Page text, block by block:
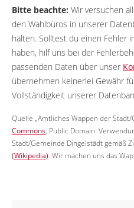
Bitte beachte: Wir versuchen
den Wahlbüros in unserer
halten. Solltest du einen Fehler
haben, hilf uns bei der
passenden Daten über unser
übernehmen keinerlei Gewähr
Vollständigkeit unserer
Quelle „Amtliches Wappen der
Commons, Public Domain.
Stadt/Gemeinde Dingelstädt gemäß
(Wikipedia). Wir machen uns das